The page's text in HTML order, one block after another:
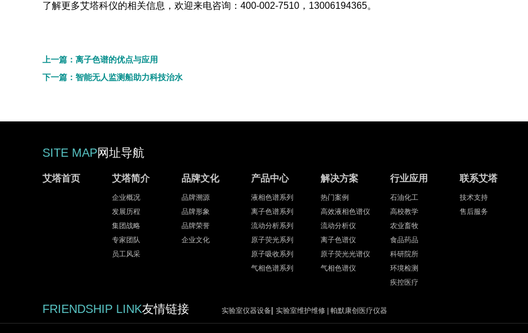
了解更多艾塔科仪的相关信息，欢迎来电咨询：400-002-7510，13006194365。
上一篇：离子色谱的优点与应用
下一篇：智能无人监测船助力科技治水
SITE MAP网址导航
艾塔首页 艾塔简介
企业概况
发展历程
集团战略
专家团队
员工风采
品牌文化
品牌溯源
品牌形象
品牌荣誉
企业文化
产品中心
液相色谱系列
离子色谱系列
流动分析系列
原子荧光系列
原子吸收系列
气相色谱系列
解决方案
热门案例
高效液相色谱仪
流动分析仪
离子色谱仪
原子荧光光谱仪
气相色谱仪
行业应用
石油化工
高校教学
农业畜牧
食品药品
科研院所
环境检测
疾控医疗
联系艾塔
技术支持
售后服务
FRIENDSHIP LINK友情链接 实验室仪器设备| 实验室维护维修 帕默康创医疗仪器